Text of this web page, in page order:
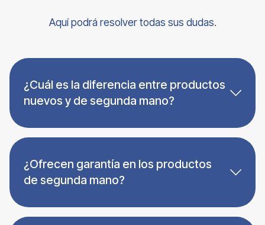
Aquí podrá resolver todas sus dudas.
¿Cuál es la diferencia entre productos
nuevos y de segunda mano?
¿Ofrecen garantía en los productos
de segunda mano?